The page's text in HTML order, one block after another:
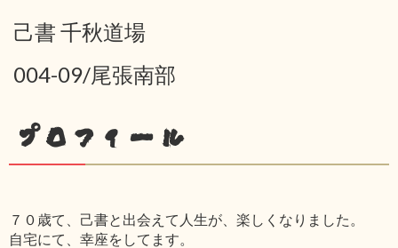
己書 千秋道場
004-09/尾張南部
プロフィール
７０歳て、己書と出会えて人生が、楽しくなりました。
自宅にて、幸座をしてます。